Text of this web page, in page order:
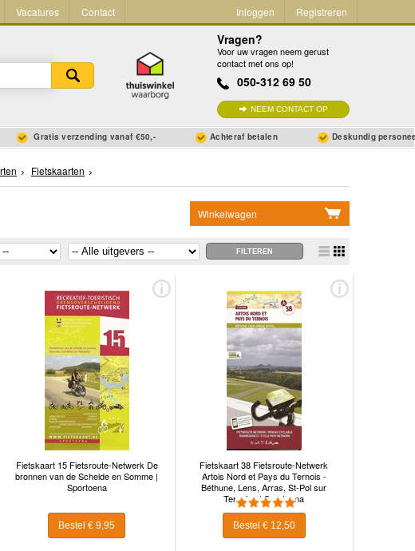
Vacatures Contact Inloggen Registreren
Vragen?
Voor uw vragen neem gerust
contact met ons op!
050-312 69 50
NEEM CONTACT OP
Gratis verzending vanaf €50,- Achteraf betalen Deskundig
Fietskaarten
Winkelwagen
Ga naar winkelwagen
Fietskaart 15 Fietsroute-Netwerk De
bronnen van de Schelde en Somme |
Sportoena
Bestel € 9,95
Fietskaart 38 Fietsroute-Netwerk
Artois Nord et Pays du Ternois -
Béthune, Lens, Arras, St-Pol sur
Ternoise | Sportoena
Bestel € 12,50